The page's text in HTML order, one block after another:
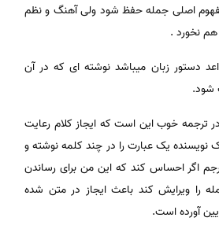
اصلی جمله حفظ شود ولی آهنگ و نظم
نخورد .
دستور زبان میباشد نوشته ای که در آن
شود.
ترجمه خوب این است که ایجاز کلام رعایت
یک عبارت را در چند کلمه نوشته و
اگر احساس کند که این من برای رساندن
را ویرایش کند باعث ایجاز در متن شده
آورده است.